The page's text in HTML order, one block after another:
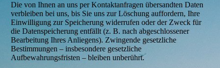
Die von Ihnen an uns per Kontaktanfragen übersandten Daten
verbleiben bei uns, bis Sie uns zur Löschung auffordern, Ihre
Einwilligung zur Speicherung widerrufen oder der Zweck für
die Datenspeicherung entfällt (z. B. nach abgeschlossener
Bearbeitung Ihres Anliegens). Zwingende gesetzliche
Bestimmungen – insbesondere gesetzliche
Aufbewahrungsfristen – bleiben unberührt.